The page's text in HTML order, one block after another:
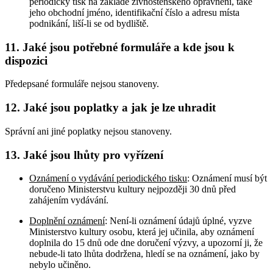
jeho obchodní jméno, identifikační číslo a adresu místa
podnikání, liší-li se od bydliště.
11. Jaké jsou potřebné formuláře a kde jsou k
dispozici
Předepsané formuláře nejsou stanoveny.
12. Jaké jsou poplatky a jak je lze uhradit
Správní ani jiné poplatky nejsou stanoveny.
13. Jaké jsou lhůty pro vyřízení
Oznámení o vydávání periodického tisku: Oznámení musí být
doručeno Ministerstvu kultury nejpozději 30 dnů před
zahájením vydávání.
Doplnění oznámení: Není-li oznámení údajů úplné, vyzve
Ministerstvo kultury osobu, která jej učinila, aby oznámení
doplnila do 15 dnů ode dne doručení výzvy, a upozorní ji, že
nebude-li tato lhůta dodržena, hledí se na oznámení, jako by
nebylo učiněno.